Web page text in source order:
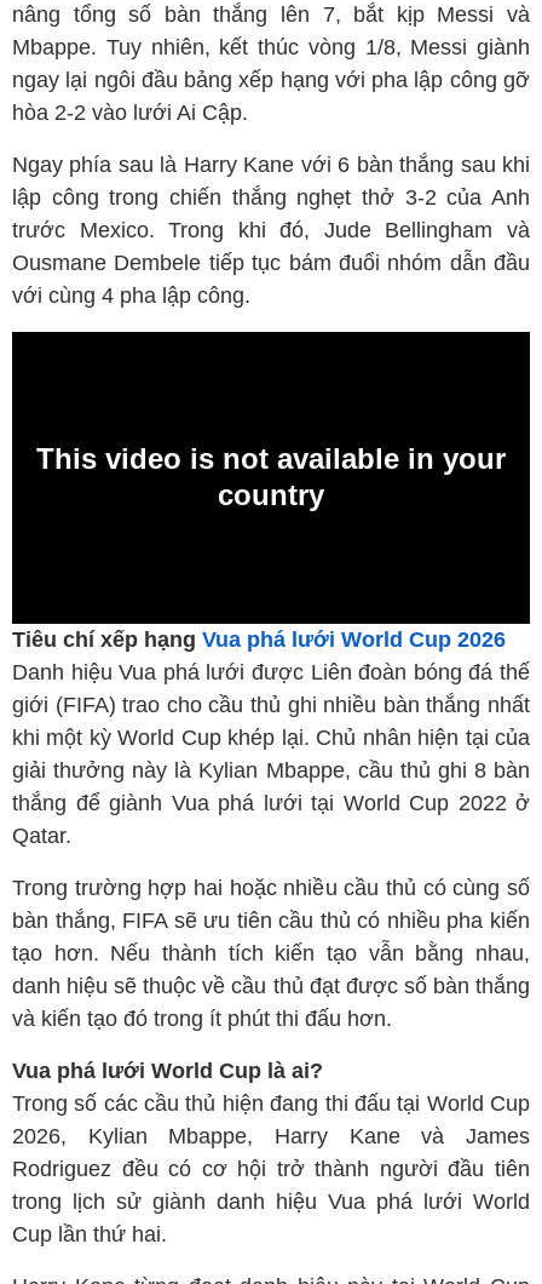
nâng tổng số bàn thắng lên 7, bắt kịp Messi và
Mbappe. Tuy nhiên, kết thúc vòng 1/8, Messi giành
ngay lại ngôi đầu bảng xếp hạng với pha lập công gỡ
hòa 2-2 vào lưới Ai Cập.
Ngay phía sau là Harry Kane với 6 bàn thắng sau khi
lập công trong chiến thắng nghẹt thở 3-2 của Anh
trước Mexico. Trong khi đó, Jude Bellingham và
Ousmane Dembele tiếp tục bám đuổi nhóm dẫn đầu
với cùng 4 pha lập công.
Tiêu chí xếp hạng Vua phá lưới World Cup 2026
Danh hiệu Vua phá lưới được Liên đoàn bóng đá thế
giới (FIFA) trao cho cầu thủ ghi nhiều bàn thắng nhất
khi một kỳ World Cup khép lại. Chủ nhân hiện tại của
giải thưởng này là Kylian Mbappe, cầu thủ ghi 8 bàn
thắng để giành Vua phá lưới tại World Cup 2022 ở
Qatar.
Trong trường hợp hai hoặc nhiều cầu thủ có cùng số
bàn thắng, FIFA sẽ ưu tiên cầu thủ có nhiều pha kiến
tạo hơn. Nếu thành tích kiến tạo vẫn bằng nhau,
danh hiệu sẽ thuộc về cầu thủ đạt được số bàn thắng
và kiến tạo đó trong ít phút thi đấu hơn.
Vua phá lưới World Cup là ai?
Trong số các cầu thủ hiện đang thi đấu tại World Cup
2026, Kylian Mbappe, Harry Kane và James
Rodriguez đều có cơ hội trở thành người đầu tiên
trong lịch sử giành danh hiệu Vua phá lưới World
Cup lần thứ hai.